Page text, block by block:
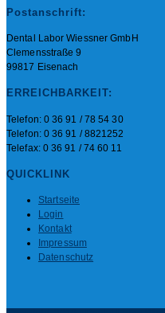
Postanschrift:
Dental Labor Wiessner GmbH
Clemensstraße 9
99817 Eisenach
ERREICHBARKEIT:
Telefon: 0 36 91 / 78 54 30
Telefon: 0 36 91 / 8821252
Telefax: 0 36 91 / 74 60 11
QUICKLINK
Startseite
Login
Kontakt
Impressum
Datenschutz